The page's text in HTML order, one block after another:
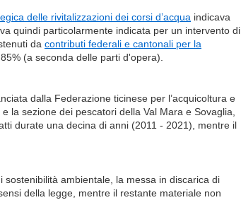
delle rivitalizzazioni dei corsi d’acqua indicava
quindi particolarmente indicata per un intervento di
da contributi federali e cantonali per la
(a seconda delle parti d'opera).
dalla Federazione ticinese per l’acquicoltura e
la sezione dei pescatori della Val Mara e Sovaglia,
durate una decina di anni (2011 - 2021), mentre il
sostenibilità ambientale, la messa in discarica di
della legge, mentre il restante materiale non